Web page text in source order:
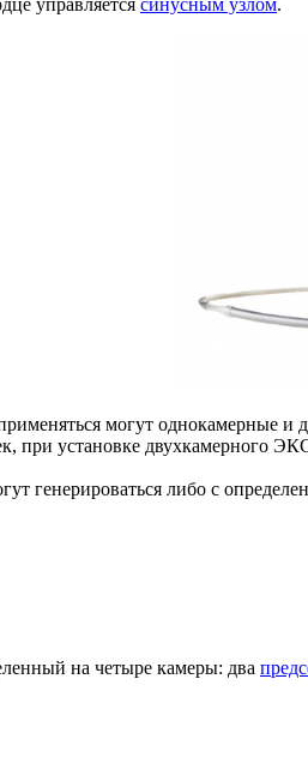
могут однокамерные
при установке двухкамерного
генерироваться либо с
на четыре камеры: два